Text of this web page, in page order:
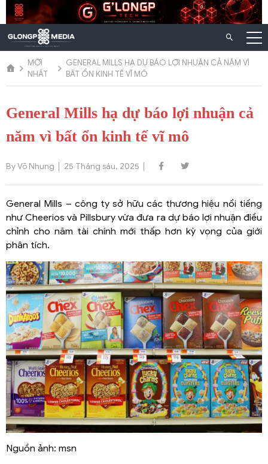
Chuyển
đến
dung
MỚI
NHẤT
GENERAL MILLS HẠ DỰ BÁO LỢI NHUẬN CẢ NĂM VÌ
BẤT ỔN KINH TẾ VĨ MÔ
General Mills hạ dự báo lợi nhuận cả
năm vì bất ổn kinh tế vĩ mô
By Võ Nhung 25 Tháng sáu, 2025
General Mills – công ty sở hữu các thương hiệu nổi tiếng
như Cheerios và Pillsbury vừa đưa ra dự báo lợi nhuận điều
chỉnh cho năm tài chính mới thấp hơn kỳ vọng của giới
phân tích.
Nguồn ảnh: msn